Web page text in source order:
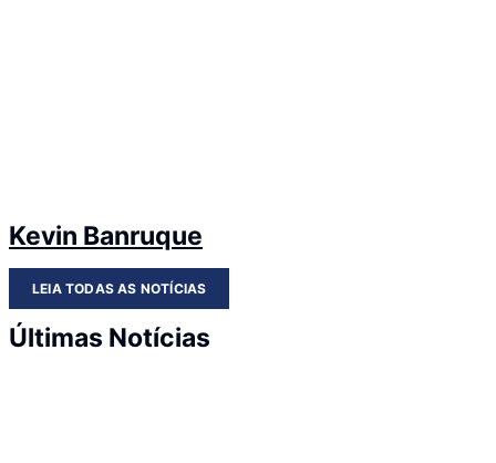
Kevin Banruque
LEIA TODAS AS NOTÍCIAS
Últimas Notícias